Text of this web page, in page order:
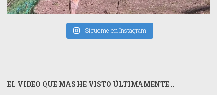
Sígueme en Instagram
EL VIDEO QUÉ MÁS HE VISTO ÚLTIMAMENTE...